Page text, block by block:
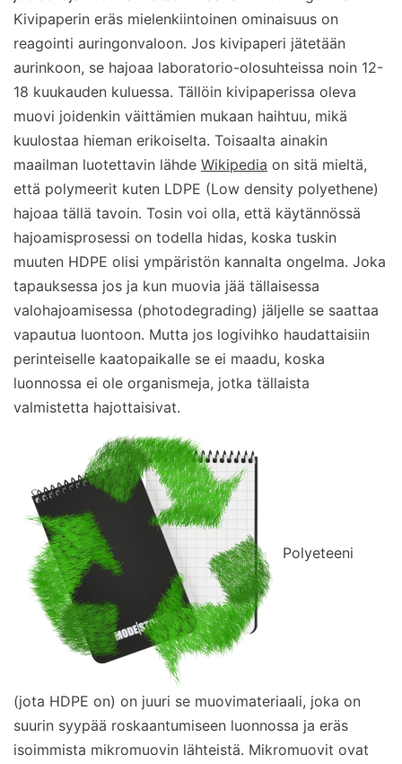
Kivipaperin eräs mielenkiintoinen ominaisuus on
reagointi auringonvaloon. Jos kivipaperi jätetään
aurinkoon, se hajoaa laboratorio-olosuhteissa noin 12-
18 kuukauden kuluessa. Tällöin kivipaperissa oleva
muovi joidenkin väittämien mukaan haihtuu, mikä
kuulostaa hieman erikoiselta. Toisaalta ainakin
maailman luotettavin lähde Wikipedia on sitä mieltä,
että polymeerit kuten LDPE (Low density polyethene)
hajoaa tällä tavoin. Tosin voi olla, että käytännössä
hajoamisprosessi on todella hidas, koska tuskin
muuten HDPE olisi ympäristön kannalta ongelma. Joka
tapauksessa jos ja kun muovia jää tällaisessa
valohajoamisessa (photodegrading) jäljelle se saattaa
vapautua luontoon. Mutta jos logivihko haudattaisiin
perinteiselle kaatopaikalle se ei maadu, koska
luonnossa ei ole organismeja, jotka tällaista
valmistetta hajottaisivat.
Polyeteeni
(jota HDPE on) on juuri se muovimateriaali, joka on
suurin syypää roskaantumiseen luonnossa ja eräs
isoimmista mikromuovin lähteistä. Mikromuovit ovat